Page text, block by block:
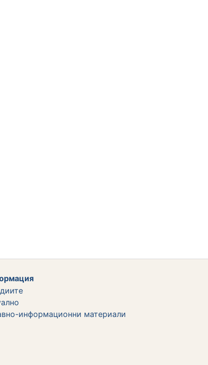
информационни материали